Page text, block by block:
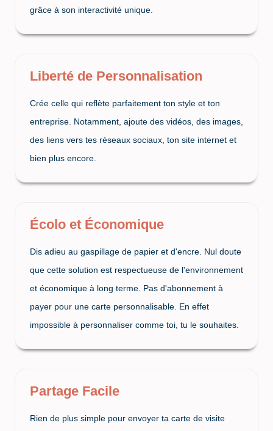
grâce à son interactivité unique.
Liberté de Personnalisation
Crée celle qui reflète parfaitement ton style et ton
entreprise. Notamment, ajoute des vidéos, des images,
des liens vers tes réseaux sociaux, ton site internet et
bien plus encore.
Écolo et Économique
Dis adieu au gaspillage de papier et d'encre. Nul doute
que cette solution est respectueuse de l'environnement
et économique à long terme. Pas d'abonnement à
payer pour une carte personnalisable. En effet
impossible à personnaliser comme toi, tu le souhaites.
Partage Facile
Rien de plus simple pour envoyer ta carte de visite